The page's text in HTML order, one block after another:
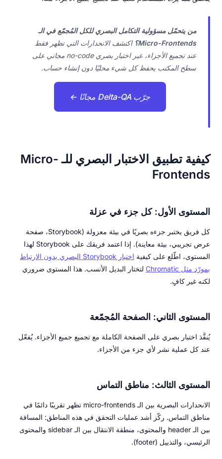
من يتحمّل مسؤولية التكامل البصري للكل المُجمّع في الـ
Micro-Frontends؟ اكتشف الانحدارات التي تظهر فقط
عند تجميع الأجزاء، عبر اختبار بصري no-code مجاني على
سطح المكتب يحفظ كل شيء محليًا دون إنشاء حساب.
جرّب Delta-QA مجانًا ←
كيفية تطبيق الاختبار البصري للـ Micro-
Frontends
المستوى الأول: كل جزء في عزلة
كل فريق يختبر جزءه بصريًا في بيئة معزولة (Storybook، صفحة
عرض تجريبي، بيئة معاينة). إذا اعتمد فريقك على Storybook لهذا
المستوى، اطّلع على كيفية
اختبار Storybook البصري بدون الارتباط
بمورّد مثل Chromatic
لتختار البديل الأنسب. هذا المستوى ضروري
لكنه غير كافٍ.
المستوى الثاني: الصفحة المُجمّعة
يُنفَّذ اختبار بصري على الصفحة الكاملة مع تجميع جميع الأجزاء. يُفعّل
عند كل عملية نشر لأي جزء من الأجزاء.
المستوى الثالث: مناطق التماس
الانحدارات البصرية بين الـ micro-frontends تظهر تقريبًا دائمًا في
مناطق التماس. ركّز أشد عمليات التحقق في هذه المناطق: المسافة
بين الـ header والمحتوى، منطقة الانتقال بين الـ sidebar والمحتوى
الرئيسي، والتذييل (footer).